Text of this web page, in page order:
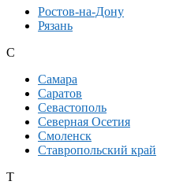
Ростов-на-Дону
Рязань
С
Самара
Саратов
Севастополь
Северная Осетия
Смоленск
Ставропольский край
Т